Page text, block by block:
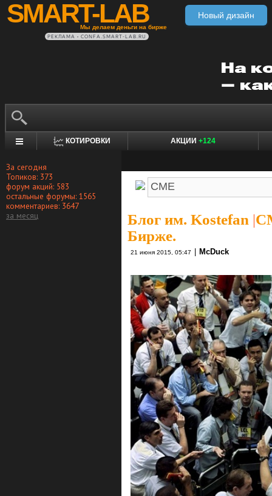
SMART-LAB
Мы делаем деньги на бирже
Новый дизайн
РЕКЛАМА • CONFA.SMART-LAB.RU
КОТИРОВКИ АКЦИИ +124
За сегодня
Топиков: 373
форум акций: 583
остальные форумы: 1565
комментариев: 3647
за месяц
Блог им. Kostefan |
Бирже.
21 июня 2015, 05:47 McDuck